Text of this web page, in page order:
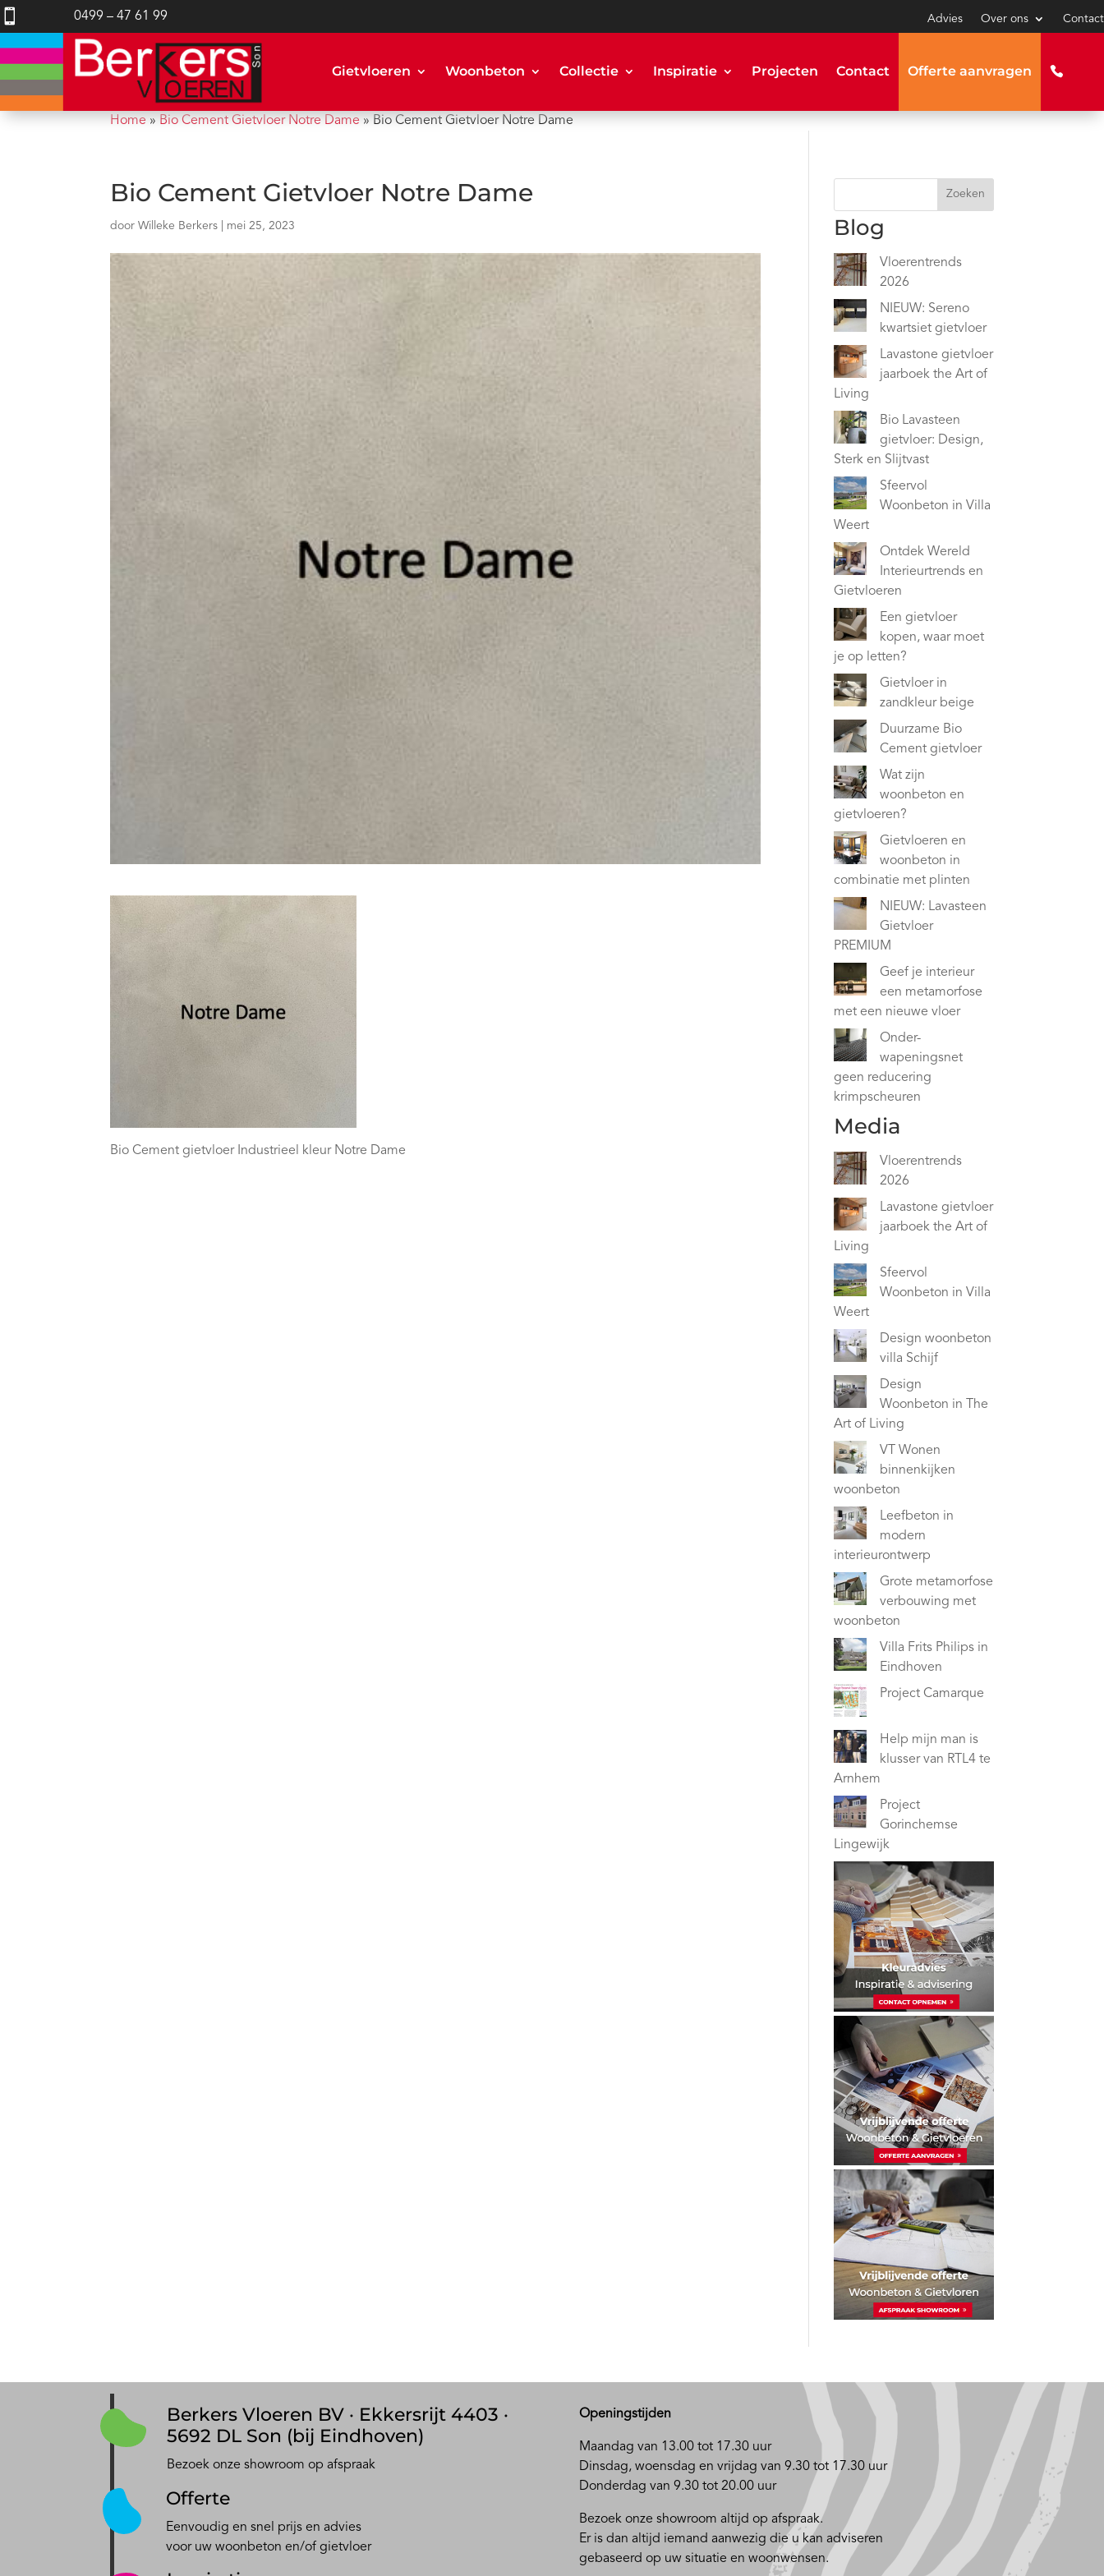
 0499 – 47 61 99 Advies Over ons Contact
Gietvloeren Woonbeton Collectie Inspiratie Projecten Contact Offerte aanvragen
Home » Bio Cement Gietvloer Notre Dame » Bio Cement Gietvloer Notre Dame
Bio Cement Gietvloer Notre Dame
doorWilleke Berkers mei 25, 2023
Bio Cement gietvloer Industrieel kleur Notre Dame
Zoeken
Blog
Vloerentrends
2026
NIEUW: Sereno
kwartsiet gietvloer
Lavastone gietvloer
jaarboek the Art of
Living
Bio Lavasteen
gietvloer: Design,
Sterk en Slijtvast
Sfeervol
Woonbeton in Villa
Weert
Ontdek Wereld
Interieurtrends en
Gietvloeren
Een gietvloer
kopen, waar moet
je op letten?
Gietvloer in
zandkleur beige
Duurzame Bio
Cement gietvloer
Wat zijn
woonbeton en
gietvloeren?
Gietvloeren en
woonbeton in
combinatie met plinten
NIEUW: Lavasteen
Gietvloer
PREMIUM
Geef je interieur
een metamorfose
met een nieuwe vloer
Onder-
wapeningsnet
geen reducering
krimpscheuren
Media
Vloerentrends
2026
Lavastone gietvloer
jaarboek the Art of
Living
Sfeervol
Woonbeton in Villa
Weert
Design woonbeton
villa Schijf
Design
Woonbeton in The
Art of Living
VT Wonen
binnenkijken
woonbeton
Leefbeton in
modern
interieurontwerp
Grote metamorfose
verbouwing met
woonbeton
Villa Frits Philips in
Eindhoven
Project Camarque
Help mijn man is
klusser van RTL4 te
Arnhem
Project
Gorinchemse
Lingewijk
Berkers Vloeren BV · Ekkersrijt 4403 ·
5692 DL Son (bij Eindhoven)
Bezoek onze showroom op afspraak
Offerte
Eenvoudig en snel prijs en advies
voor uw woonbeton en/of gietvloer
Openingstijden
Maandag van 13.00 tot 17.30 uur
Dinsdag, woensdag en vrijdag van 9.30 tot 17.30 uur
Donderdag van 9.30 tot 20.00 uur
Bezoek onze showroom altijd op afspraak.
Er is dan altijd iemand aanwezig die u kan adviseren
gebaseerd op uw situatie en woonwensen.